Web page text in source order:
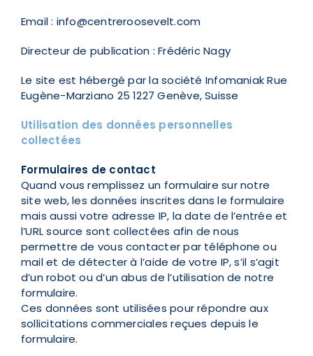
Email : info@centreroosevelt.com
Directeur de publication : Frédéric Nagy
Le site est hébergé par la société InfomaniakRue
Eugène-Marziano 251227 Genève, Suisse
Utilisation des données personnelles
collectées
Formulaires de contact
Quand vous remplissez un formulaire sur notre
site web, les données inscrites dans le formulaire
mais aussi votre adresse IP, la date de l’entrée et
l’URL source sont collectées afin de nous
permettre de vous contacter par téléphone ou
mail et de détecter à l’aide de votre IP, s’il s’agit
d’un robot ou d’un abus de l’utilisation de notre
formulaire.
Ces données sont utilisées pour répondre aux
sollicitations commerciales reçues depuis le
formulaire.